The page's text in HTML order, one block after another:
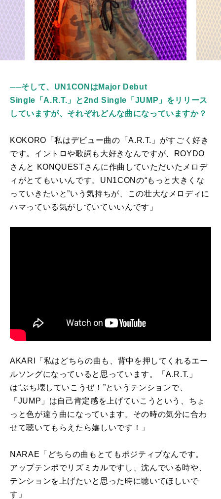
──そして、UN1CONはMajor Debut
Single「A.R.T.」と2nd Single「JUMP」をリリース
していますが、それぞれどんな曲になっていますか？
KOKORO「私はデビュー曲の「A.R.T. 」がすごく好き
です。イントロや歌詞も大好きなんですが、ROYDO
さんと
KONQUESTさんに作曲していただいたメロデ
ィがとてもいいんです。 UN1CON の“もっと大きくな
っていきたいと”いう気持ちが、この壮大なメロディに
ハマっている気がしていていいんです」
AKARI「私はどちらの曲も、背中を押してくれるエー
ルソングになっていると思っています。「A.R.T. 」
は“ぶち壊していこうぜ！”というテンションで、
「 JUMP 」は自己肯定感を上げていこうという、ちょ
っと色が違う曲になっています。その時の気分に合わ
せて聴いてもらえたら嬉しいです！」
NARAE「どちらの曲もとてもポジティブなんです。
アップテンポでリズミカルですし、沈んでいる時や、
テンションを上げたいと思った時に聴いてほしいで
す」